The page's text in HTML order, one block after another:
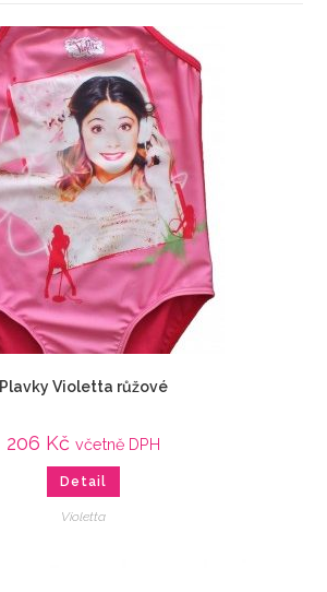
Plavky Violetta růžové
206 Kč včetně DPH
Detail
Violetta